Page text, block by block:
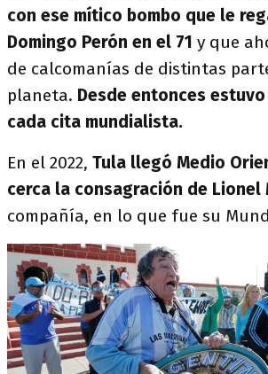
con ese mítico bombo que le
Domingo Perón en el 71 y que
de calcomanías de distintas
planeta. Desde entonces
cada cita mundialista.
En el 2022, Tula llegó Medio
cerca la consagración de Lionel
compañía, en lo que fue su